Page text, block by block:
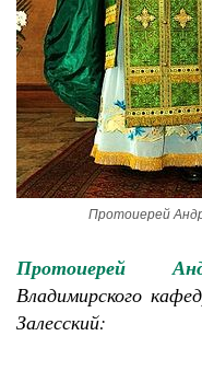
Протоиерей
Протоиерей
Владимирского
Залесский: